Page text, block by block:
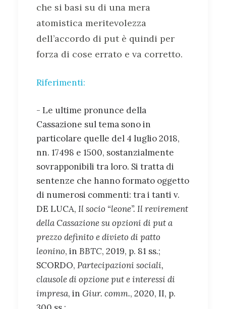
che si basi su di una mera
atomistica meritevolezza
dell’accordo di put è quindi per
forza di cose errato e va corretto.
Riferimenti:
- Le ultime pronunce della
Cassazione sul tema sono in
particolare quelle del 4 luglio 2018,
nn. 17498 e 1500, sostanzialmente
sovrapponibili tra loro. Si tratta di
sentenze che hanno formato oggetto
di numerosi commenti: tra i tanti v.
DE LUCA, Il socio “leone”. Il revirement
della Cassazione su opzioni di put a
prezzo definito e divieto di patto
leonino, in BBTC, 2019, p. 81 ss.;
SCORDO, Partecipazioni sociali,
clausole di opzione put e interessi di
impresa, in Giur. comm., 2020, II, p.